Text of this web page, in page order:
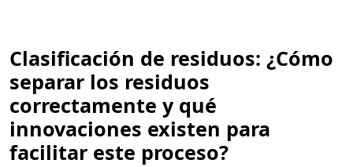
Clasificación de residuos: ¿Cómo
separar los residuos
correctamente y qué
innovaciones existen para
facilitar este proceso?